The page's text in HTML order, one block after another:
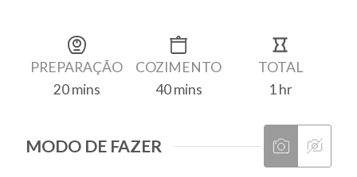
PREPARAÇÃO
20 mins
COZIMENTO
40 mins
TOTAL
1 hr
MODO DE FAZER